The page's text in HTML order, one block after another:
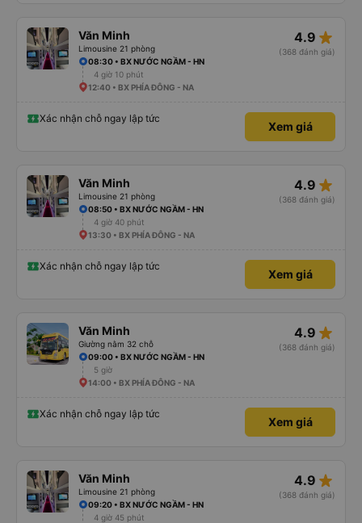
Văn Minh
Limousine 21 phòng
4.9 star_rate
(368 đánh giá)
08:30 • BX NƯỚC NGẦM - HN
4 giờ 10 phút
12:40 • BX PHÍA ĐÔNG - NA
Xác nhận chỗ ngay lập tức
Xem giá
Văn Minh
Limousine 21 phòng
4.9 star_rate
(368 đánh giá)
08:50 • BX NƯỚC NGẦM - HN
4 giờ 40 phút
13:30 • BX PHÍA ĐÔNG - NA
Xác nhận chỗ ngay lập tức
Xem giá
Văn Minh
Giường nằm 32 chỗ
4.9 star_rate
(368 đánh giá)
09:00 • BX NƯỚC NGẦM - HN
5 giờ
14:00 • BX PHÍA ĐÔNG - NA
Xác nhận chỗ ngay lập tức
Xem giá
Văn Minh
Limousine 21 phòng
4.9 star_rate
(368 đánh giá)
09:20 • BX NƯỚC NGẦM - HN
4 giờ 45 phút